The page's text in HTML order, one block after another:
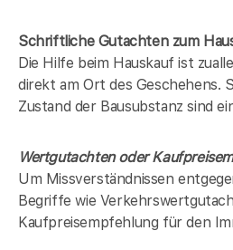
Schriftliche Gutachten zum
Die Hilfe beim Hauskauf ist
direkt am Ort des Geschehens.
Zustand der Bausubstanz sind
Wertgutachten oder
Um Missverständnissen
Begriffe wie
Kaufpreisempfehlung für den